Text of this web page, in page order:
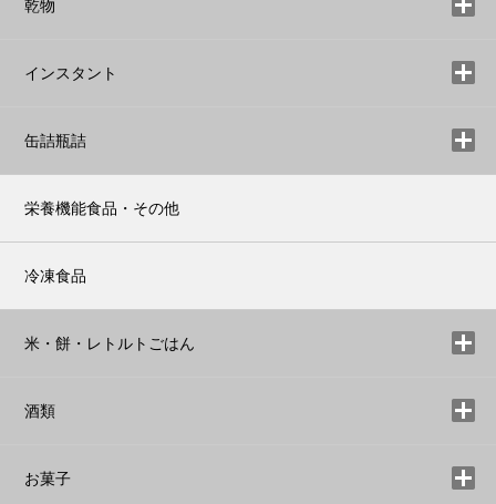
乾物
インスタント
缶詰瓶詰
栄養機能食品・その他
冷凍食品
米・餅・レトルトごはん
酒類
お菓子